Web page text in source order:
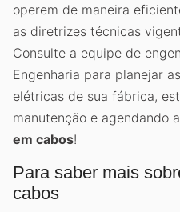
operem de maneira
as diretrizes técnicas
Consulte a equipe de
Engenharia para planejar
elétricas de sua fábrica,
manutenção e agendando
em cabos!
Para saber mais
cabos